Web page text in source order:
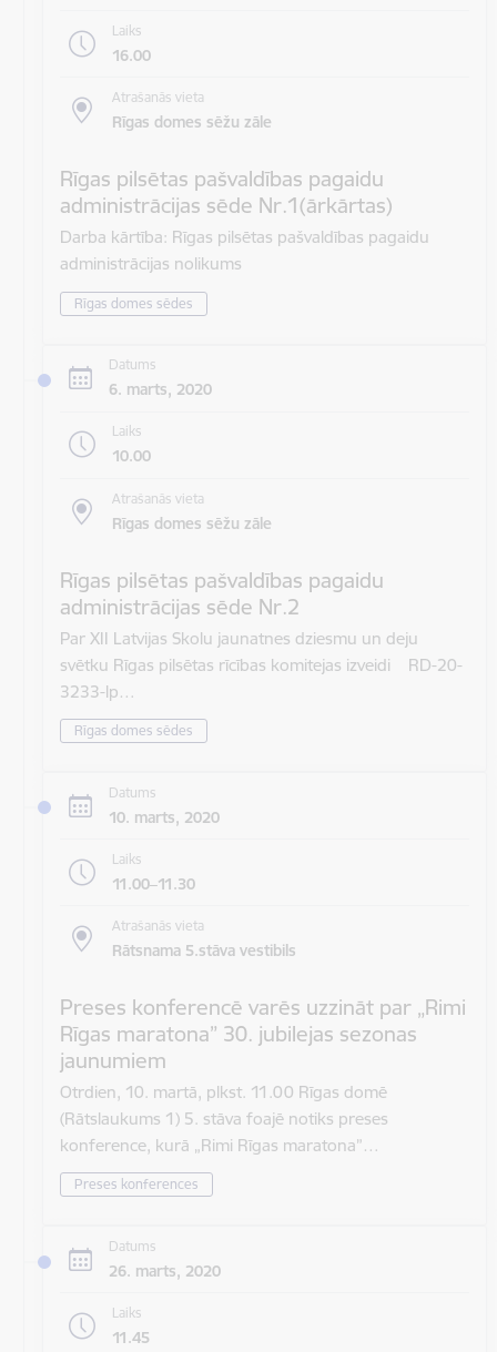
Laiks
16.00
Atrašanās vieta
Rīgas domes sēžu zāle
Rīgas pilsētas pašvaldības pagaidu
administrācijas sēde Nr.1(ārkārtas)
Darba kārtība: Rīgas pilsētas pašvaldības pagaidu
administrācijas nolikums
Rīgas domes sēdes
Datums
6. marts, 2020
Laiks
10.00
Atrašanās vieta
Rīgas domes sēžu zāle
Rīgas pilsētas pašvaldības pagaidu
administrācijas sēde Nr.2
Par XII Latvijas Skolu jaunatnes dziesmu un deju
svētku Rīgas pilsētas rīcības komitejas izveidi RD-20-
3233-lp…
Rīgas domes sēdes
Datums
10. marts, 2020
Laiks
11.00–11.30
Atrašanās vieta
Rātsnama 5.stāva vestibils
Preses konferencē varēs uzzināt par „Rimi
Rīgas maratona” 30. jubilejas sezonas
jaunumiem
Otrdien, 10. martā, plkst. 11.00 Rīgas domē
(Rātslaukums 1) 5. stāva foajē notiks preses
konference, kurā „Rimi Rīgas maratona”…
Preses konferences
Datums
26. marts, 2020
Laiks
11.45